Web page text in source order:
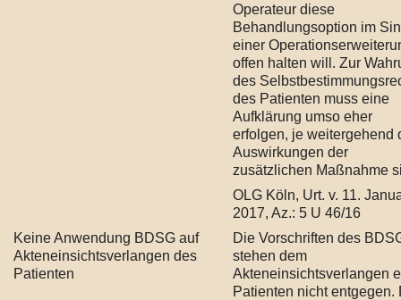
Operateur diese
Behandlungsoption im
einer
offen halten will. Zur
des
des Patienten muss eine
Aufklärung umso eher
erfolgen, je weitergehend
Auswirkungen der
zusätzlichen Maßnahme
OLG Köln, Urt. v. 11.
2017, Az.: 5 U 46/16
Keine Anwendung BDSG auf
Akteneinsichtsverlangen des
Patienten
Die Vorschriften des
stehen dem
Akteneinsichtsverlangen
Patienten nicht entgegen.